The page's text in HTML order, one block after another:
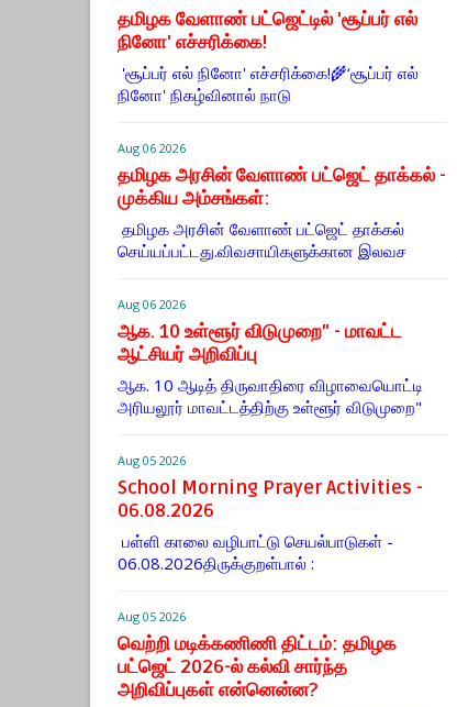
தமிழக வேளாண் பட்ஜெட்டில் 'சூப்பர் எல்
நினோ' எச்சரிக்கை!
'சூப்பர் எல் நினோ' எச்சரிக்கை!🌾‘சூப்பர் எல்
நினோ' நிகழ்வினால் நாடு
Aug 06 2026
தமிழக அரசின் வேளாண் பட்ஜெட் தாக்கல் -
முக்கிய அம்சங்கள்:
தமிழக அரசின் வேளாண் பட்ஜெட் தாக்கல்
செய்யப்பட்டது.விவசாயிகளுக்கான இலவச
Aug 06 2026
ஆக. 10 உள்ளூர் விடுமுறை" - மாவட்ட
ஆட்சியர் அறிவிப்பு
ஆக. 10 ஆடித் திருவாதிரை விழாவையொட்டி
அரியலூர் மாவட்டத்திற்கு உள்ளூர் விடுமுறை"
Aug 05 2026
School Morning Prayer Activities -
06.08.2026
பள்ளி காலை வழிபாட்டு செயல்பாடுகள் -
06.08.2026திருக்குறள்பால் :
Aug 05 2026
வெற்றி மடிக்கணிணி திட்டம்: தமிழக
பட்ஜெட் 2026-ல் கல்வி சார்ந்த
அறிவிப்புகள் என்னென்ன?